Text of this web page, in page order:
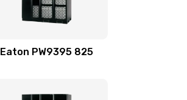
Eaton PW9395 825